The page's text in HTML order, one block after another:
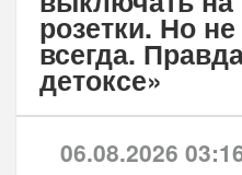
розетки. Но
всегда.
детоксе»
06.08.2026